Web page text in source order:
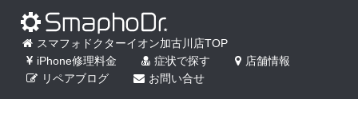
スマフォドクターイオン加古川店TOP
iPhone修理料金
症状で探す
店舗情報
リペアブログ
お問い合せ